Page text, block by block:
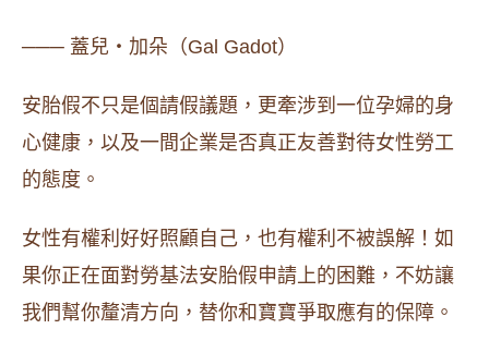
─── 蓋兒・加朵（Gal Gadot）
安胎假不只是個請假議題，更牽涉到一位孕婦的身
心健康，以及一間企業是否真正友善對待女性勞工
的態度。
女性有權利好好照顧自己，也有權利不被誤解！如
果你正在面對勞基法安胎假申請上的困難，不妨讓
我們幫你釐清方向，替你和寶寶爭取應有的保障。